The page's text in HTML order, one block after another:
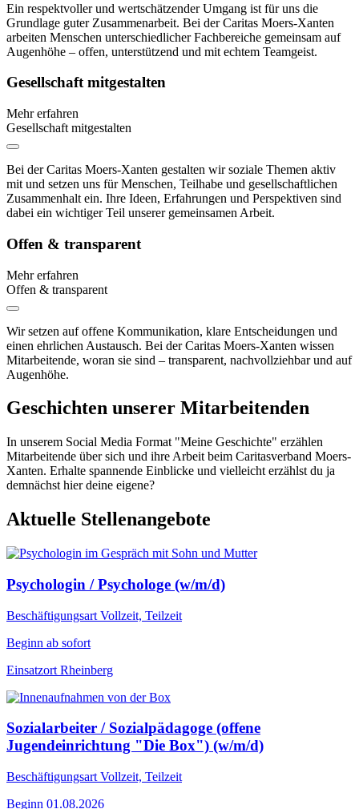
Ein respektvoller und wertschätzender Umgang ist für uns die
Grundlage guter Zusammenarbeit. Bei der Caritas Moers-Xanten
arbeiten Menschen unterschiedlicher Fachbereiche gemeinsam auf
Augenhöhe – offen, unterstützend und mit echtem Teamgeist.
Gesellschaft mitgestalten
Mehr erfahren
Gesellschaft mitgestalten
Bei der Caritas Moers-Xanten gestalten wir soziale Themen aktiv
mit und setzen uns für Menschen, Teilhabe und gesellschaftlichen
Zusammenhalt ein. Ihre Ideen, Erfahrungen und Perspektiven sind
dabei ein wichtiger Teil unserer gemeinsamen Arbeit.
Offen & transparent
Mehr erfahren
Offen & transparent
Wir setzen auf offene Kommunikation, klare Entscheidungen und
einen ehrlichen Austausch. Bei der Caritas Moers-Xanten wissen
Mitarbeitende, woran sie sind – transparent, nachvollziehbar und auf
Augenhöhe.
Geschichten unserer Mitarbeitenden
In unserem Social Media Format "Meine Geschichte" erzählen
Mitarbeitende über sich und ihre Arbeit beim Caritasverband Moers-
Xanten. Erhalte spannende Einblicke und vielleicht erzählst du ja
demnächst hier deine eigene?
Aktuelle Stellenangebote
Psychologin / Psychologe (w/m/d)
Beschäftigungsart Vollzeit, Teilzeit
Beginn ab sofort
Einsatzort Rheinberg
Sozialarbeiter / Sozialpädagoge (offene
Jugendeinrichtung "Die Box") (w/m/d)
Beschäftigungsart Vollzeit, Teilzeit
Beginn 01.08.2026